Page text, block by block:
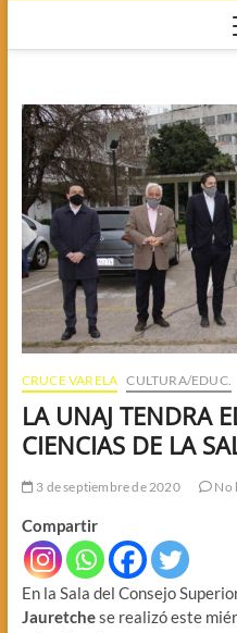
CRUCE VARELA CULTURA/EDUC.
LA UNAJ TENDRA
CIENCIAS DE LA
3 de septiembre de 2020 No
Compartir
En la Sala del Consejo
Jauretchese realizó este